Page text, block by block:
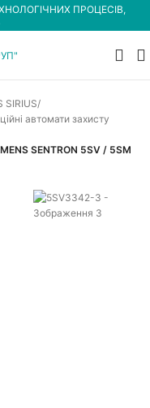
ПРОЦЕСІВ,
SIRIUS
автомати захисту
SENTRON 5SV / 5SM